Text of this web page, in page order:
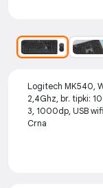
Logitech MK540,
2,4Ghz, br. tipki:
3, 1000dp, USB
Crna